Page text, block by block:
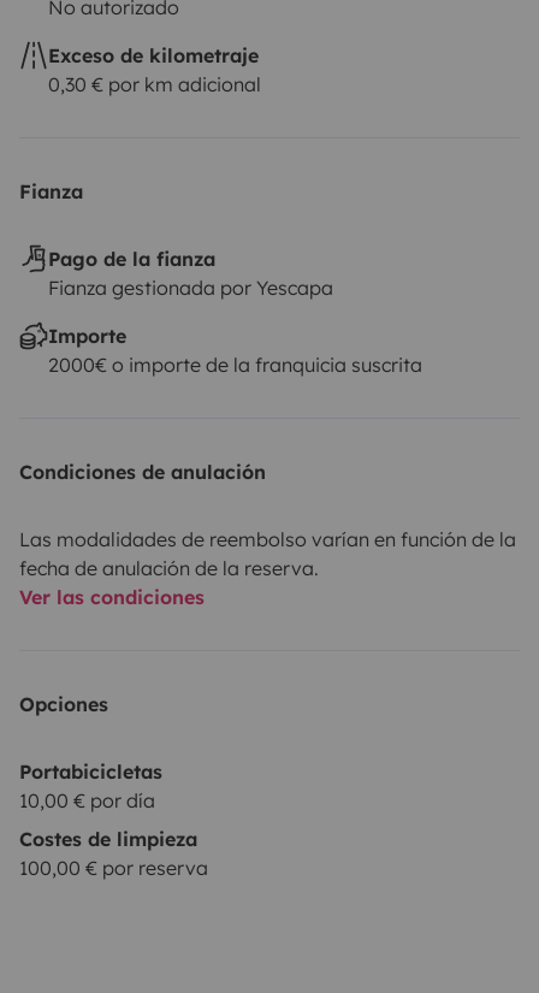
No autorizado
Exceso de kilometraje
0,30 € por km adicional
Fianza
Pago de la fianza
Fianza gestionada por Yescapa
Importe
2000€ o importe de la franquicia suscrita
Condiciones de anulación
Las modalidades de reembolso varían en función de la
fecha de anulación de la reserva.
Ver las condiciones
Opciones
Portabicicletas
10,00 € por día
Costes de limpieza
100,00 € por reserva